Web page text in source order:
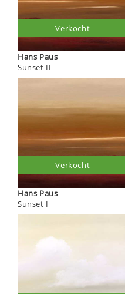
Hans Paus
Sunset II
Verkocht
Hans Paus
Sunset I
Verkocht